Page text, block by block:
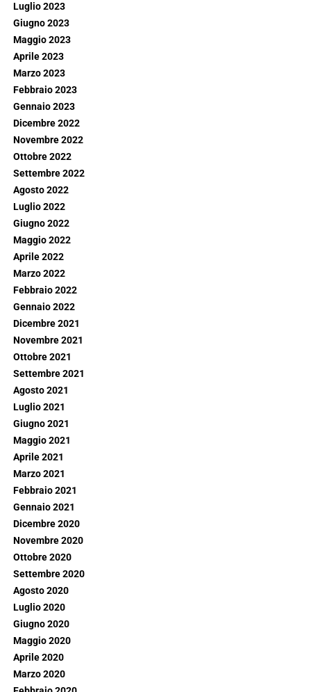
Luglio 2023
Giugno 2023
Maggio 2023
Aprile 2023
Marzo 2023
Febbraio 2023
Gennaio 2023
Dicembre 2022
Novembre 2022
Ottobre 2022
Settembre 2022
Agosto 2022
Luglio 2022
Giugno 2022
Maggio 2022
Aprile 2022
Marzo 2022
Febbraio 2022
Gennaio 2022
Dicembre 2021
Novembre 2021
Ottobre 2021
Settembre 2021
Agosto 2021
Luglio 2021
Giugno 2021
Maggio 2021
Aprile 2021
Marzo 2021
Febbraio 2021
Gennaio 2021
Dicembre 2020
Novembre 2020
Ottobre 2020
Settembre 2020
Agosto 2020
Luglio 2020
Giugno 2020
Maggio 2020
Aprile 2020
Marzo 2020